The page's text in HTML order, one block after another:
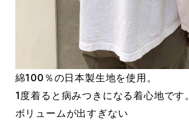
綿100％の日本製生地を使用。
1度着ると病みつきになる着心地です。
ボリュームが出すぎない